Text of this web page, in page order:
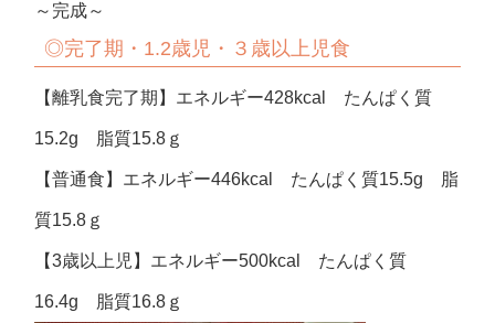
～完成～
◎完了期・1.2歳児・３歳以上児食
【離乳食完了期】エネルギー428kcal たんぱく質
15.2g 脂質15.8ｇ
【普通食】エネルギー446kcal たんぱく質15.5g 脂
質15.8ｇ
【3歳以上児】エネルギー500kcal たんぱく質
16.4g 脂質16.8ｇ